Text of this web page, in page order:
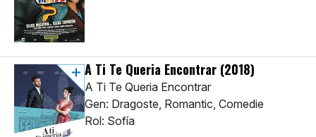
A Ti Te Queria Encontrar (2018)
A Ti Te Queria Encontrar
Gen: Dragoste, Romantic, Comedie
Rol: Sofía